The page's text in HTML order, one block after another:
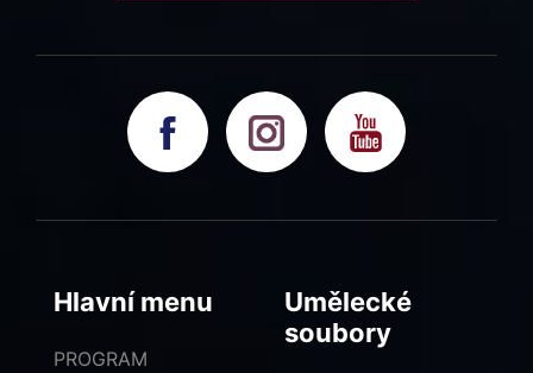
Hlavní menu
PROGRAM
Umělecké
soubory